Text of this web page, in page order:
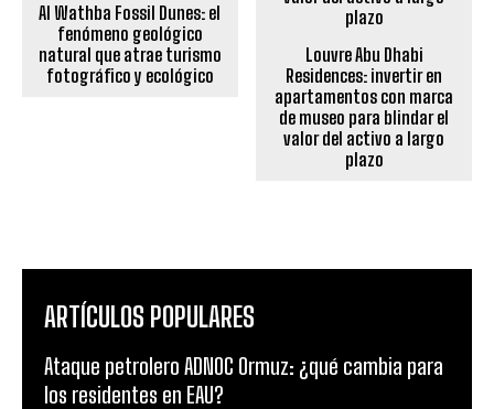
Al Wathba Fossil Dunes: el
fenómeno geológico
natural que atrae turismo
fotográfico y ecológico
Louvre Abu Dhabi
Residences: invertir en
apartamentos con marca
de museo para blindar el
valor del activo a largo
plazo
ARTÍCULOS POPULARES
Ataque petrolero ADNOC Ormuz: ¿qué cambia para
los residentes en EAU?